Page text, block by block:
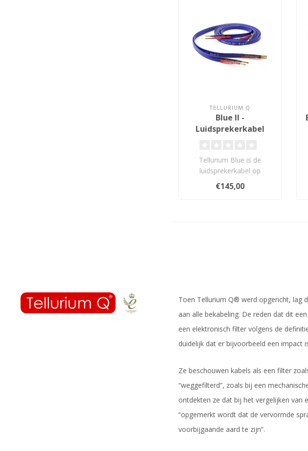
TELLURIUM Q
Blue II -
Luidsprekerkabel
Tellurium Blue is de
luidsprekerkabel op
instapniveau die is
ontworpen als aanvu..
€145,00
Toen Tellurium Q® werd opgericht, lag
aan alle bekabeling. De reden dat dit
een elektronisch filter volgens de
duidelijk dat er bijvoorbeeld een impact
Ze beschouwen kabels als een filter
“weggefilterd”, zoals bij een
ontdekten ze dat bij het vergelijken van
“opgemerkt wordt dat de vervormde
voorbijgaande aard te zijn”.